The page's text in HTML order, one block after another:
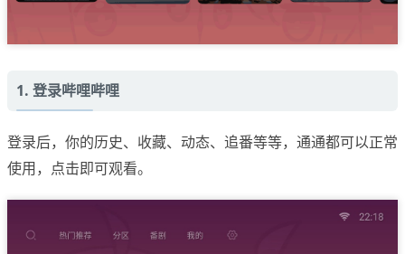
1. 登录哔哩哔哩
登录后，你的历史、收藏、动态、追番等等，通通都可以正常
使用，点击即可观看。